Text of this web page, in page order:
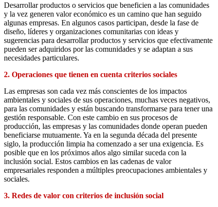
Desarrollar productos o servicios que beneficien a las comunidades
y la vez generen valor económico es un camino que han seguido
algunas empresas. En algunos casos participan, desde la fase de
diseño, líderes y organizaciones comunitarias con ideas y
sugerencias para desarrollar productos y servicios que efectivamente
pueden ser adquiridos por las comunidades y se adaptan a sus
necesidades particulares.
2. Operaciones que tienen en cuenta criterios sociales
Las empresas son cada vez más conscientes de los impactos
ambientales y sociales de sus operaciones, muchas veces negativos,
para las comunidades y están buscando transformarse para tener una
gestión responsable. Con este cambio en sus procesos de
producción, las empresas y las comunidades donde operan pueden
beneficiarse mutuamente. Ya en la segunda década del presente
siglo, la producción limpia ha comenzado a ser una exigencia. Es
posible que en los próximos años algo similar suceda con la
inclusión social. Estos cambios en las cadenas de valor
empresariales responden a múltiples preocupaciones ambientales y
sociales.
3. Redes de valor con criterios de inclusión social